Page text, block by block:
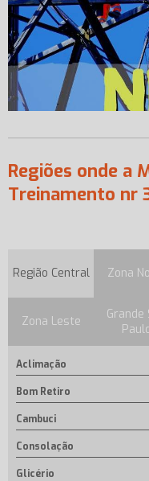
Regiões onde a
Treinamento nr
Região Central Zona
Zona Leste
Grande
Aclimação
Bom Retiro
Cambuci
Consolação
Glicério